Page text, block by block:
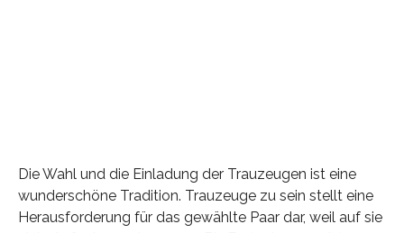
Die Wahl und die Einladung der Trauzeugen ist eine
wunderschöne Tradition. Trauzeuge zu sein stellt eine
Herausforderung für das gewählte Paar dar, weil auf sie